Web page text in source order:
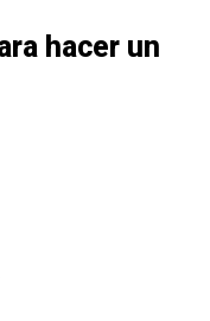
hacer un